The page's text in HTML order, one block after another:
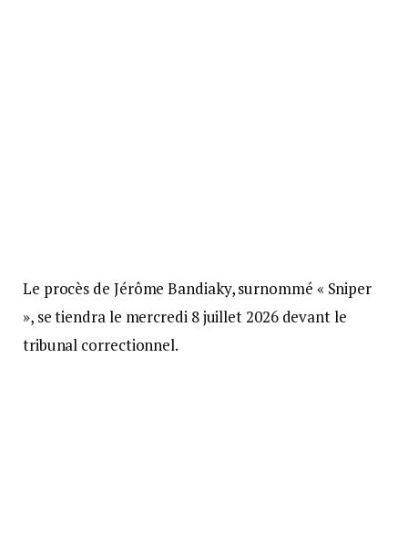
Le procès de Jérôme Bandiaky, surnommé « Sniper
», se tiendra le mercredi 8 juillet 2026 devant le
tribunal correctionnel.